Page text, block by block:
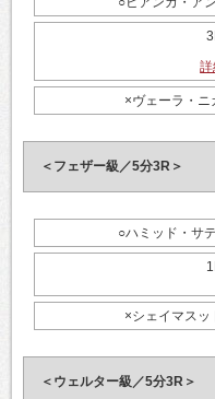
詳
×ヴェーラ・ニ
＜フェザー級／5分3R＞
○ハミッド・サ
×シェイマスッ
＜ウェルター級／5分3R＞